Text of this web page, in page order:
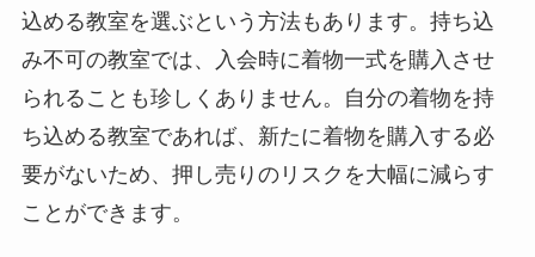
込める教室を選ぶという方法もあります。持ち込
み不可の教室では、入会時に着物一式を購入させ
られることも珍しくありません。自分の着物を持
ち込める教室であれば、新たに着物を購入する必
要がないため、押し売りのリスクを大幅に減らす
ことができます。